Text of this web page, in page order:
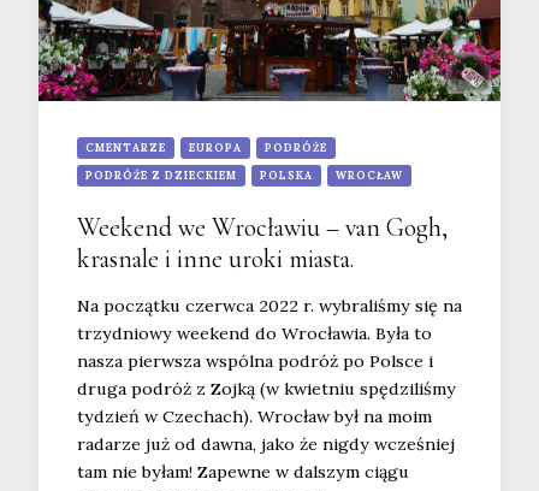
CMENTARZE EUROPA PODRÓŻE
PODRÓŻE Z DZIECKIEM POLSKA WROCŁAW
Weekend we Wrocławiu – van Gogh,
krasnale i inne uroki miasta.
Na początku czerwca 2022 r. wybraliśmy się na
trzydniowy weekend do Wrocławia. Była to
nasza pierwsza wspólna podróż po Polsce i
druga podróż z Zojką (w kwietniu spędziliśmy
tydzień w Czechach). Wrocław był na moim
radarze już od dawna, jako że nigdy wcześniej
tam nie byłam! Zapewne w dalszym ciągu